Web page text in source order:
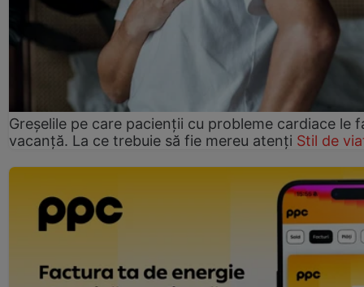
Greșelile pe care pacienții cu probleme cardiace le
vacanță. La ce trebuie să fie mereu atenți Stil de